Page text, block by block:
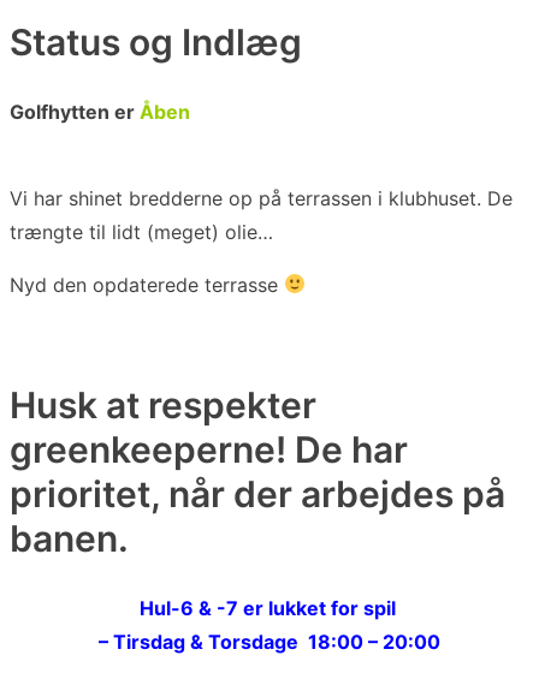
Status og Indlæg
Golfhytten er Åben
Vi har shinet bredderne op på terrassen i klubhuset. De
trængte til lidt (meget) olie…
Nyd den opdaterede terrasse
Husk at respekter
greenkeeperne! De har
prioritet, når der arbejdes på
banen.
Hul-6 & -7 er lukket for spil
– Tirsdag & Torsdage 18:00 – 20:00